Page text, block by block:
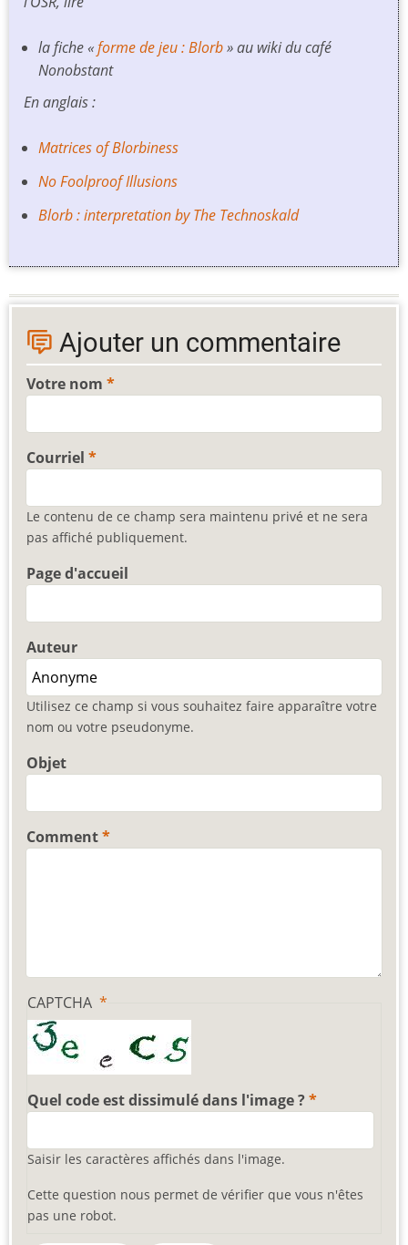
la fiche «forme de jeu : Blorb» au wiki du café
Nonobstant
En anglais :
Matrices of Blorbiness
No Foolproof Illusions
Blorb : interpretation by The Technoskald
Ajouter un commentaire
Votre nom
Courriel
Le contenu de ce champ sera maintenu privé et ne sera
pas affiché publiquement.
Page d'accueil
Auteur
Utilisez ce champ si vous souhaitez faire apparaître votre
nom ou votre pseudonyme.
Objet
Comment
CAPTCHA
Quel code est dissimulé dans l'image ?
Saisir les caractères affichés dans l'image.
Cette question nous permet de vérifier que vous n'êtes
pas une robot.